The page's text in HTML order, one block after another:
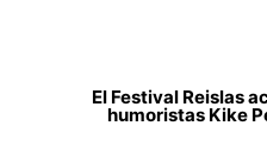
El Festival Reislas
humoristas Kike